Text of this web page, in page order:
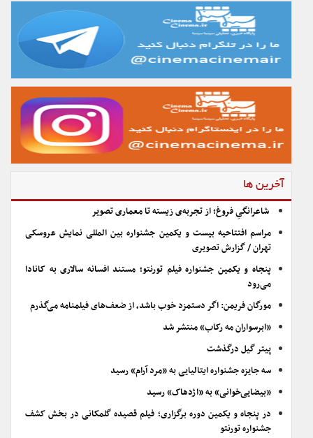
آخرین ها
شاعرانگیِ فروغ؛ از تجربه‌ی زیسته تا معماری تصویر
مراسم افتتاحیه بیست و یکمین جشنواره بین المللی نمایش عروسکی
تهران / گزارش تصویری
پنجاه و یکمین جشنواره فیلم تورنتو؛ مستند افسانه سالاری به کانادا
می‌رود
مورگان فریمن: اگر دستمزد خوب باشد، از ضعف‌های فیلمنامه می‌گذرم
«ابرسواران مه رکاب» منتشر شد
پیتر گیل درگذشت
سه جایزه جشنواره ایتالیایی به «مرد آرام» رسید
«بیضایی‌خوانی» به «اژدهاک» رسید
در پنجاه و یکمین دوره برگزاری؛ فیلم قصیده گلمکانی در بخش کشف
جشنواره تورنتو